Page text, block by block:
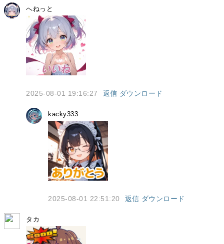
へねっと
2025-08-01 19:16:27 返信 ダウンロード
kacky333
2025-08-01 22:51:20 返信 ダウンロード
タカ